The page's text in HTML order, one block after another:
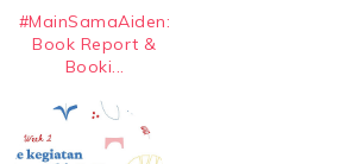
#MainSamaAiden:
Book Report &
Booki...